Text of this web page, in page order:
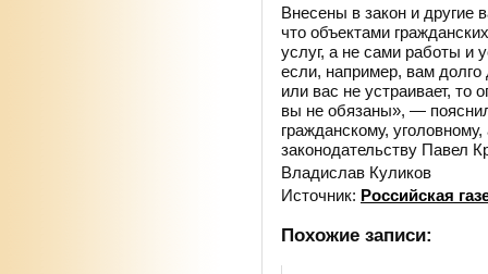
Внесены в закон и другие
что объектами
услуг, а не сами работы и
если, например, вам долго
или вас не устраивает, то
вы не обязаны», —
гражданскому,
законодательству Павел
Владислав Куликов
Источник: Российская
Похожие записи: